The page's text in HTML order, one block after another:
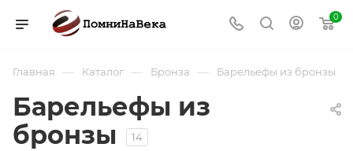
0
Главная — Каталог — Бронза — Барельефы из бронзы
Барельефы из
бронзы
14